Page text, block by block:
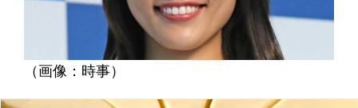
（画像：時事）